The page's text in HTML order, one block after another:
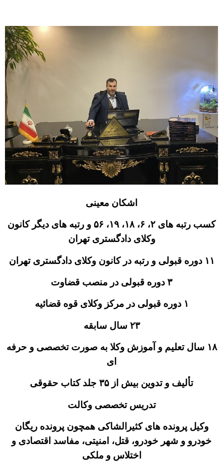
اشکان معینی
کسب رتبه های ۲، ۶، ۱۸، ۱۹، ۵۶ و رتبه های دیگر کانون
وکلای دادگستری تهران
۱۸ سال تعلیم و آموزش وکلا به صورت تخصصی و حرفه
تألیف و تدوین بیش از ۳۵ جلد کتاب حقوقی
تدریس تخصصی وکالت
وکیل پرونده های کثیرالشاکی همچون پرونده ریگان
و شهر خودرو، قتل، امنیتی، مفاسد اقتصادی و
اختلاس و ملکی